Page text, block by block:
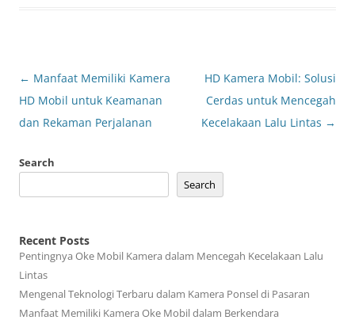
Post
navigation
← Manfaat Memiliki Kamera
HD Mobil untuk Keamanan
dan Rekaman Perjalanan
HD Kamera Mobil: Solusi
Cerdas untuk Mencegah
Kecelakaan Lalu Lintas →
Search
Search
Recent Posts
Pentingnya Oke Mobil Kamera dalam Mencegah Kecelakaan Lalu
Lintas
Mengenal Teknologi Terbaru dalam Kamera Ponsel di Pasaran
Manfaat Memiliki Kamera Oke Mobil dalam Berkendara